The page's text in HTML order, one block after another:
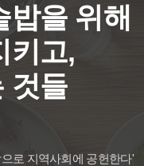
밥을 위해
키고,
것들
로 지역사회에 공헌한다'